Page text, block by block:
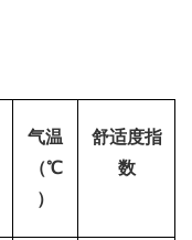
气温
（℃
）
舒适度指
数